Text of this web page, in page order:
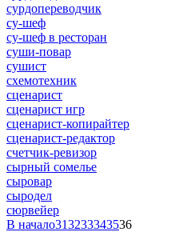
сурдопереводчик
су-шеф
су-шеф в ресторан
суши-повар
сушист
схемотехник
сценарист
сценарист игр
сценарист-копирайтер
сценарист-редактор
счетчик-ревизор
сырный сомелье
сыровар
сыродел
сюрвейер
В начало313233343536